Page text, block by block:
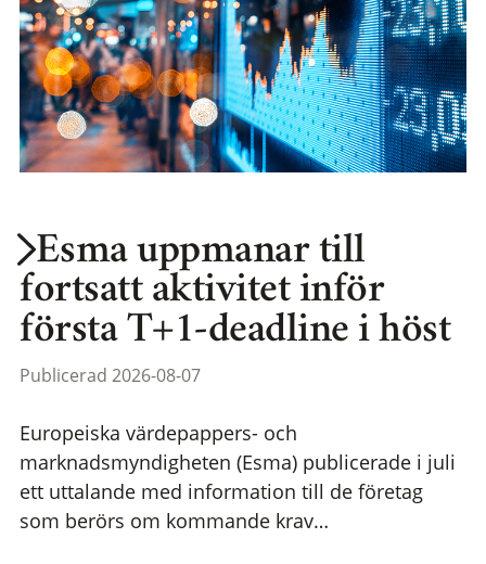
Esma uppmanar till
fortsatt aktivitet inför
första T+1-deadline i höst
Publicerad 2026-08-07
Europeiska värdepappers- och
marknadsmyndigheten (Esma) publicerade i juli
ett uttalande med information till de företag
som berörs om kommande krav…